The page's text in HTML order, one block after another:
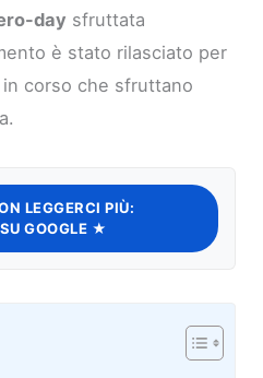
day sfruttata
è stato rilasciato per
corso che sfruttano
LEGGERCI PIÙ:
GOOGLE ★